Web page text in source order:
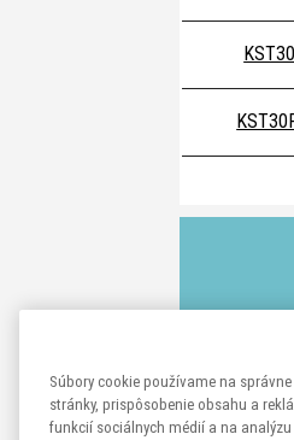
Súbory cookie používame na
stránky, prispôsobenie obsahu a
funkcií sociálnych médií a na